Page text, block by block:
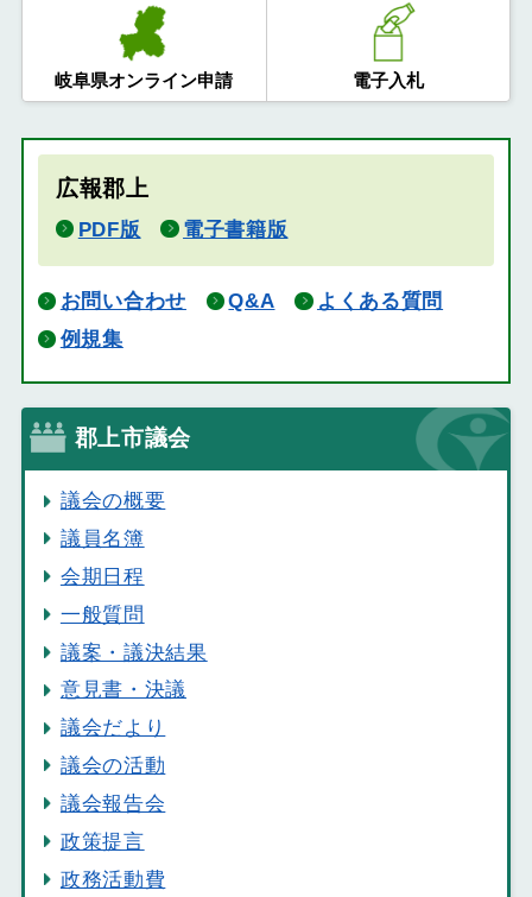
岐阜県オンライン申請 電子入札
広報郡上
PDF版 電子書籍版
お問い合わせ Q&A
よくある質問
例規集
郡上市議会
議会の概要
議員名簿
会期日程
一般質問
議案・議決結果
意見書・決議
議会だより
議会の活動
議会報告会
政策提言
政務活動費